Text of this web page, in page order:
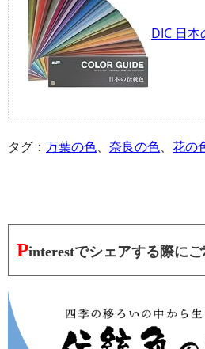
DIC 日本
タグ： 万葉の色、 奈良の色、 花の
Pinterestでシェアする際にご